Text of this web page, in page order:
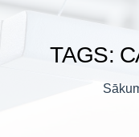
TAGS: